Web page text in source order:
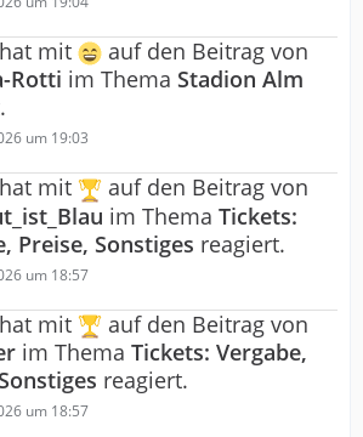
hat mit
auf den Beitrag von
Rotti im Thema Stadion Alm
um 19:03
hat mit
auf den Beitrag von
im Thema Tickets:
Preise, Sonstiges reagiert.
um 18:57
hat mit
auf den Beitrag von
im Thema Tickets: Vergabe,
reagiert.
um 18:57